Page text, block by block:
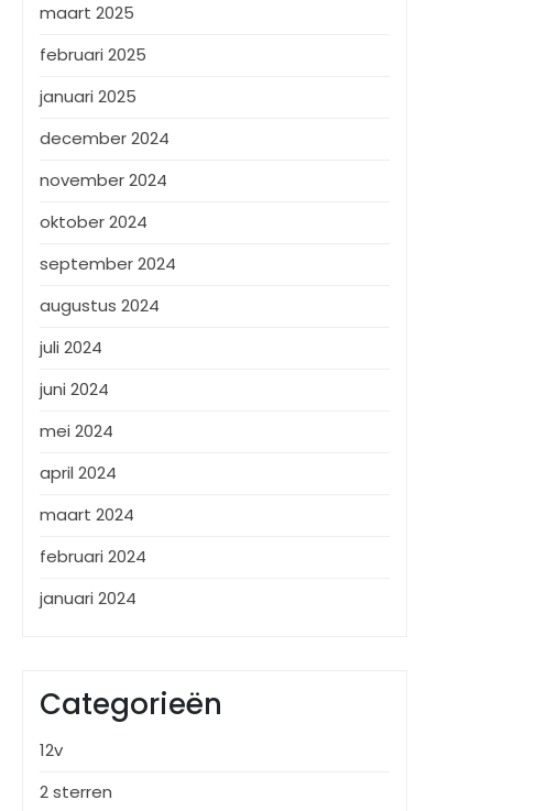
maart 2025
februari 2025
januari 2025
december 2024
november 2024
oktober 2024
september 2024
augustus 2024
juli 2024
juni 2024
mei 2024
april 2024
maart 2024
februari 2024
januari 2024
Categorieën
12v
2 sterren